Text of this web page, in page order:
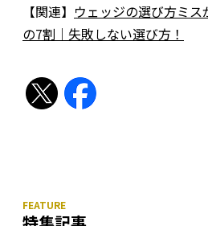
【関連】 ウェッジの選び方ミ
の7割｜失敗しない選び方！